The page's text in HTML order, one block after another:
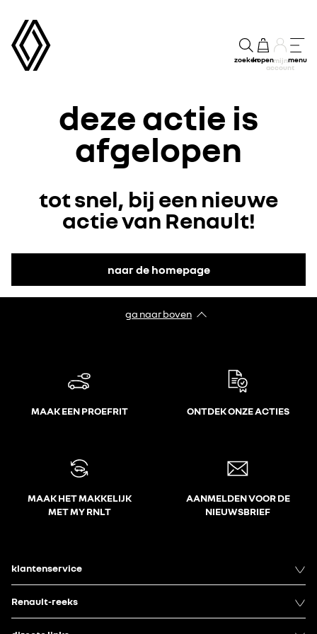
zoekenkopenmijn
account
menu
deze actie is
afgelopen
tot snel, bij een nieuwe
actie van Renault!
naar de homepage
ga naar boven
MAAK EEN PROEFRIT ONTDEK ONZE ACTIES
MAAK HET MAKKELIJK
MET MY RNLT
AANMELDEN VOOR DE
NIEUWSBRIEF
klantenservice
Renault-reeks